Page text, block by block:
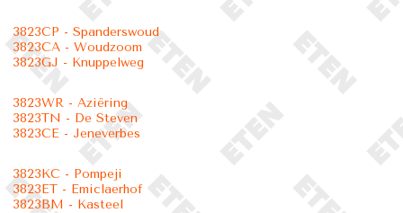
3823CP - Spanderswoud
3823CA - Woudzoom
3823GJ - Knuppelweg
3823WR - Aziëring
3823TN - De Steven
3823CE - Jeneverbes
3823KC - Pompeji
3823ET - Emiclaerhof
3823BM - Kasteel